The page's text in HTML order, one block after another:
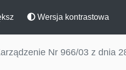
Wersja kontrastowa
Nr 966/03 z dnia